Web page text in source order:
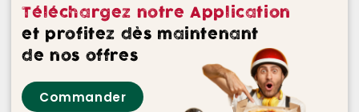
NOS VINS ROUGES
NOS VINS ROSES
NOS VINS BLANCS
Téléchargez notre Application
et profitez dès maintenant
de nos offres
Commander